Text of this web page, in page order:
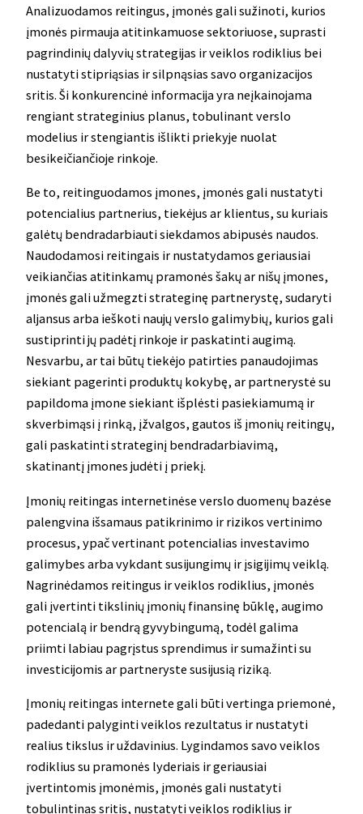
Analizuodamos reitingus, įmonės gali sužinoti, kurios
įmonės pirmauja atitinkamuose sektoriuose, suprasti
pagrindinių dalyvių strategijas ir veiklos rodiklius bei
nustatyti stipriąsias ir silpnąsias savo organizacijos
sritis. Ši konkurencinė informacija yra neįkainojama
rengiant strateginius planus, tobulinant verslo
modelius ir stengiantis išlikti priekyje nuolat
besikeičiančioje rinkoje.
Be to, reitinguodamos įmones, įmonės gali nustatyti
potencialius partnerius, tiekėjus ar klientus, su kuriais
galėtų bendradarbiauti siekdamos abipusės naudos.
Naudodamosi reitingais ir nustatydamos geriausiai
veikiančias atitinkamų pramonės šakų ar nišų įmones,
įmonės gali užmegzti strateginę partnerystę, sudaryti
aljansus arba ieškoti naujų verslo galimybių, kurios gali
sustiprinti jų padėtį rinkoje ir paskatinti augimą.
Nesvarbu, ar tai būtų tiekėjo patirties panaudojimas
siekiant pagerinti produktų kokybę, ar partnerystė su
papildoma įmone siekiant išplėsti pasiekiamumą ir
skverbimąsi į rinką, įžvalgos, gautos iš įmonių reitingų,
gali paskatinti strateginį bendradarbiavimą,
skatinantį įmones judėti į priekį.
Įmonių reitingas internetinėse verslo duomenų bazėse
palengvina išsamaus patikrinimo ir rizikos vertinimo
procesus, ypač vertinant potencialias investavimo
galimybes arba vykdant susijungimų ir įsigijimų veiklą.
Nagrinėdamos reitingus ir veiklos rodiklius, įmonės
gali įvertinti tikslinių įmonių finansinę būklę, augimo
potencialą ir bendrą gyvybingumą, todėl galima
priimti labiau pagrįstus sprendimus ir sumažinti su
investicijomis ar partneryste susijusią riziką.
Įmonių reitingas internete gali būti vertinga priemonė,
padedanti palyginti veiklos rezultatus ir nustatyti
realius tikslus ir uždavinius. Lygindamos savo veiklos
rodiklius su pramonės lyderiais ir geriausiai
įvertintomis įmonėmis, įmonės gali nustatyti
tobulintinas sritis, nustatyti veiklos rodiklius ir